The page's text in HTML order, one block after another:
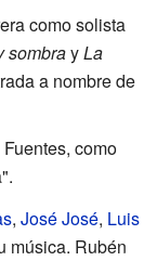
como solista
sombrayLa
a nombre de
como
, José José, Luis
música. Rubén